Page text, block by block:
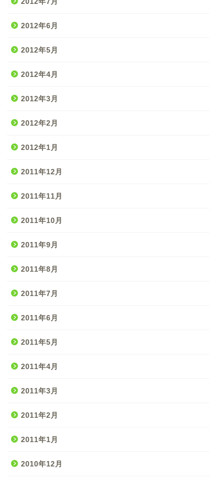
2012年6月
2012年5月
2012年4月
2012年3月
2012年2月
2012年1月
2011年12月
2011年11月
2011年10月
2011年9月
2011年8月
2011年7月
2011年6月
2011年5月
2011年4月
2011年3月
2011年2月
2011年1月
2010年12月